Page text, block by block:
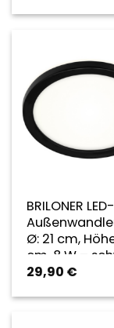
BRILONER LED-
Ø: 21 cm,
cm, 8 W –
29,90 €